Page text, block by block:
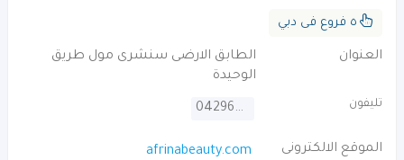
العنوان
الطابق الارضى سنشرى مول طريق
الوحيدة
تليفون 042967224
الموقع الالكترونى afrinabeauty.com